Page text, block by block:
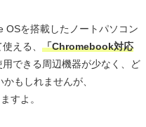
OSを搭載したノートパソコン
える、 「Chromebook対応
用できる周辺機器が少なく、ど
もしれませんが、
すよ。